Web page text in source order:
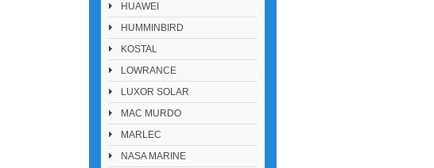
HUAWEI
HUMMINBIRD
KOSTAL
LOWRANCE
LUXOR SOLAR
MAC MURDO
MARLEC
NASA MARINE